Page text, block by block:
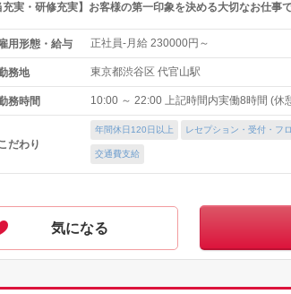
充実・研修充実】お客様の第一印象を決める大切なお仕
雇用形態・給与 正社員-月給 230000円～
務地 東京都渋谷区 代官山駅
務時間 10:00 ～ 22:00 上記時間内実働8時間 (
だわり
年間休日120日以上 レセプション・受付・フ
交通費支給
気になる